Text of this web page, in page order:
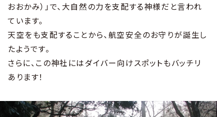
おおかみ）」で、大自然の力を支配する神様だと言われ
ています。
天空をも支配することから、航空安全のお守りが誕生し
たようです。
さらに、この神社にはダイバー向けスポットもバッチリ
あります！